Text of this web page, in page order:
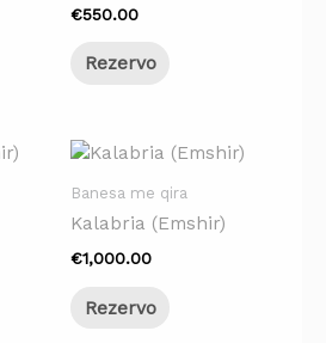
€550.00
Rezervo
Banesa me qira
Kalabria (Emshir)
€1,000.00
Rezervo